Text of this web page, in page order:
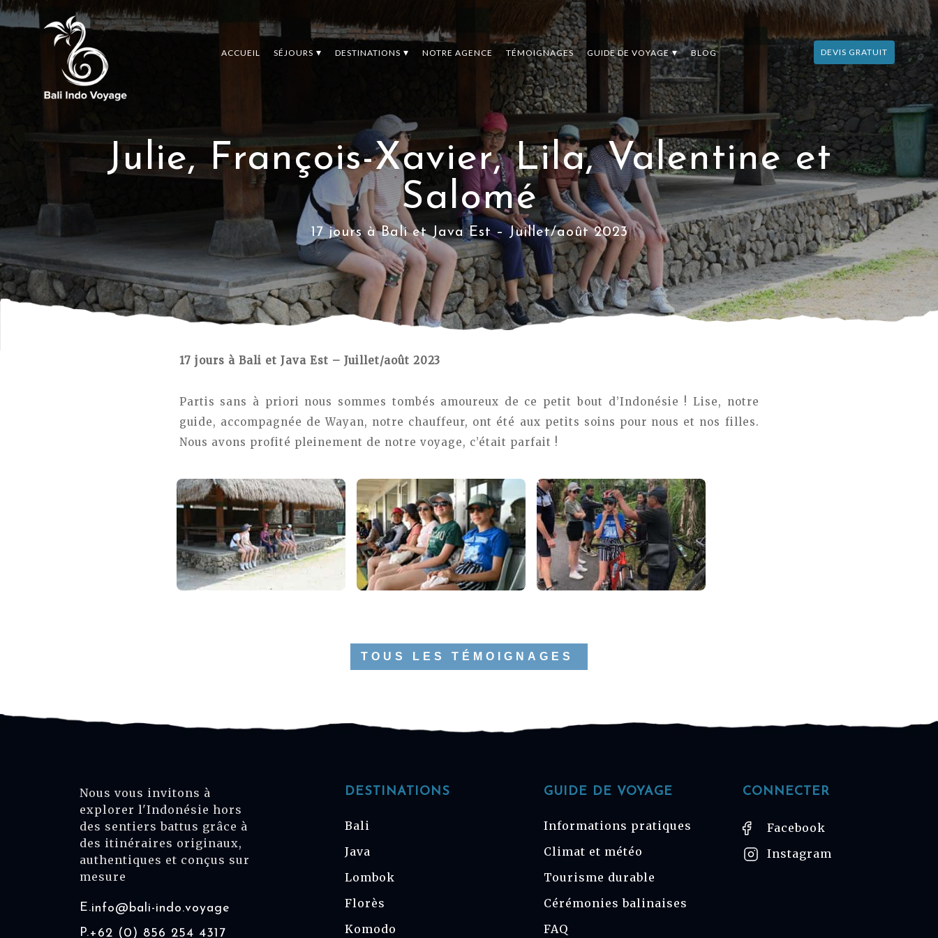
ACCUEIL SÉJOURS DESTINATIONS NOTRE AGENCE TÉMOIGNAGES GUIDE DE VOYAGE BLOG DEVIS GRATUIT
Julie, François-Xavier, Lila, Valentine et
Salomé
17 jours à Bali et Java Est – Juillet/août 2023
17 jours à Bali et Java Est – Juillet/août 2023
Partis sans à priori nous sommes tombés amoureux de ce petit bout d’Indonésie ! Lise, notre
guide, accompagnée de Wayan, notre chauffeur, ont été aux petits soins pour nous et nos filles.
Nous avons profité pleinement de notre voyage, c’était parfait !
TOUS LES TÉMOIGNAGES
Nous vous invitons à
explorer l'Indonésie hors
des sentiers battus grâce à
des itinéraires originaux,
authentiques et conçus sur
mesure
E.info@bali-indo.voyage
P.+62 (0) 856 254 4317
DESTINATIONS
Bali
Java
Lombok
Florès
Komodo
GUIDE DE VOYAGE
Informations pratiques
Climat et météo
Tourisme durable
Cérémonies balinaises
FAQ
CONNECTER
Facebook
Instagram